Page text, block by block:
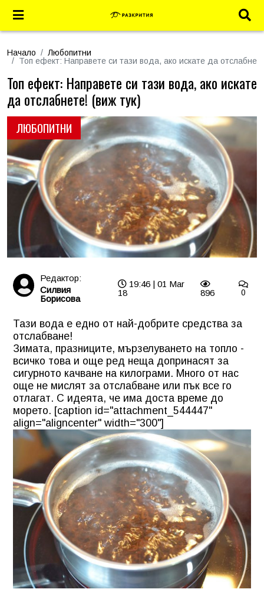
Начало
Любопитни
Топ ефект: Направете си тази вода, ако искате да
ЛЮБОПИТНИ
Топ ефект: Направете си тази вода, ако искате
да отслабнете! (виж тук)
Редактор:
Силвия
Борисова
19:46 | 01 Mar
18
896 0
Тази вода е едно от най-добрите средства за
отслабване!
Зимата, празниците, мързелуването на топло -
всичко това и още ред неща допринасят за
сигурното качване на килограми. Много от нас
още не мислят за отслабване или пък все го
отлагат. С идеята, че има доста време до
морето. [caption id="attachment_544447"
align="aligncenter" width="300"]